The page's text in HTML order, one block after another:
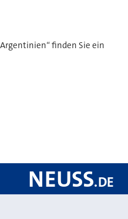
finden Sie ein
NEUSS.DE